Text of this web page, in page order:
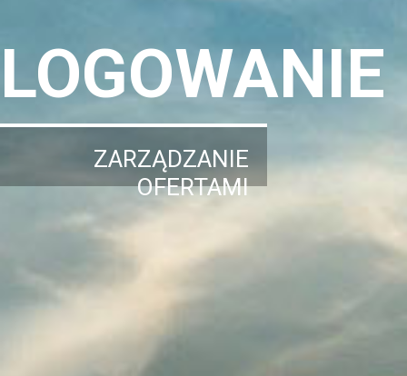
LOGOWANIE
ZARZĄDZANIE
OFERTAMI